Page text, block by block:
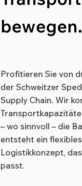
bewegen.
Profitieren Sie von
der Schweitzer
Supply Chain. Wir
– wo sinnvoll – die
entsteht ein
Logistikkonzept,
passt.